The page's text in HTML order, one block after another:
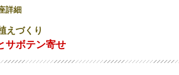
詳細
えづくり
サボテン寄せ